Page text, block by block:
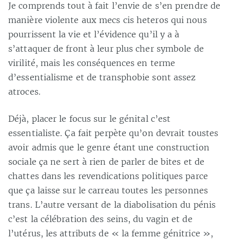
Je comprends tout à fait l’envie de s’en prendre de
manière violente aux mecs cis heteros qui nous
pourrissent la vie et l’évidence qu’il y a à
s’attaquer de front à leur plus cher symbole de
virilité, mais les conséquences en terme
d’essentialisme et de transphobie sont assez
atroces.
Déjà, placer le focus sur le génital c’est
essentialiste. Ça fait perpète qu’on devrait toustes
avoir admis que le genre étant une construction
sociale ça ne sert à rien de parler de bites et de
chattes dans les revendications politiques parce
que ça laisse sur le carreau toutes les personnes
trans. L’autre versant de la diabolisation du pénis
c’est la célébration des seins, du vagin et de
l’utérus, les attributs de « la femme génitrice »,